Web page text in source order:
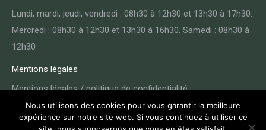
Lundi, mardi, jeudi, vendredi : 08h30 à 12h30 et 13h30 à 17h30.
Mercredi : 08h30 à 12h30 et 13h30 à 16h30. Samedi : 08h30 à
12h30
Mentions légales
Mentions légales / politique de confidentialité
Nous utilisons des cookies pour vous garantir la meilleure
expérience sur notre site web. Si vous continuez à utiliser ce